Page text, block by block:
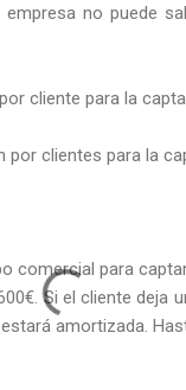
no puede
cliente para la
clientes para la
comercial para
Si el cliente deja
amortizada.